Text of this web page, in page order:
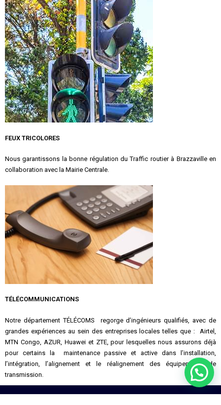
FEUX TRICOLORES
Nous garantissons la bonne régulation du Traffic routier à Brazzaville en
collaboration avec la Mairie Centrale.
TÉLÉCOMMUNICATIONS
Notre département TÉLÉCOMS regorge d’ingénieurs qualifiés, avec de
grandes expériences au sein des entreprises locales telles que : Airtel,
MTN Congo, AZUR, Huawei et ZTE, pour lesquelles nous assurons déjà
pour certains la maintenance passive et active dans l’installation,
l’intégration, l’alignement et le réalignement des équipements de
transmission.